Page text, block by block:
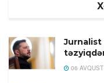
Jurnalist
06